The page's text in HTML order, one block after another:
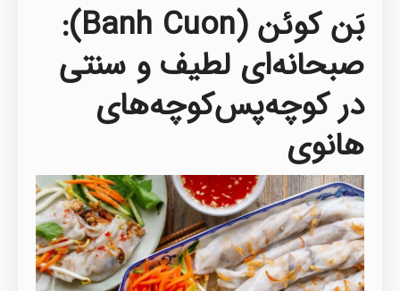
بَن کوئن (Banh Cuon):
صبحانه‌ای لطیف و سنتی
در کوچه‌پس‌کوچه‌های
هانوی